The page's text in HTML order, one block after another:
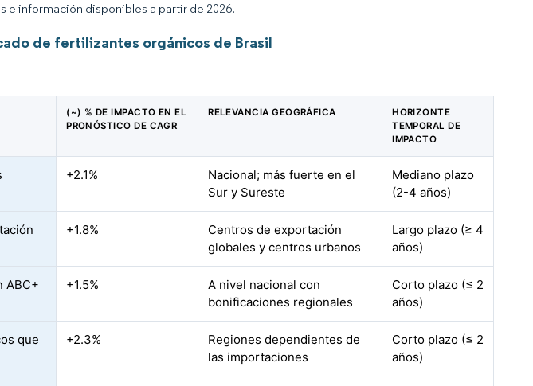
e información disponibles a partir de 2026.
de fertilizantes orgánicos de Brasil
(~) % DE IMPACTO EN EL
PRONÓSTICO DE CAGR
RELEVANCIA GEOGRÁFICA
HORIZONTE
TEMPORAL DE
IMPACTO
+2.1%
Nacional; más fuerte en el
Sur y Sureste
Mediano plazo
(2-4 años)
+1.8%
Centros de exportación
globales y centros urbanos
Largo plazo (≥ 4
años)
ABC+
+1.5%
A nivel nacional con
bonificaciones regionales
Corto plazo (≤ 2
años)
que
+2.3%
Regiones dependientes de
las importaciones
Corto plazo (≤ 2
años)